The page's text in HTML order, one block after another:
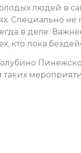
людей в
Специально не
в деле.
кто пока